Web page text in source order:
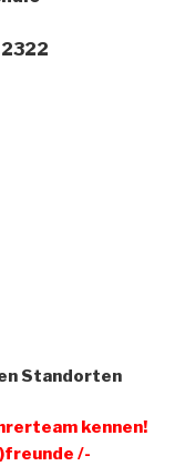
Standorten
kennen!
/-